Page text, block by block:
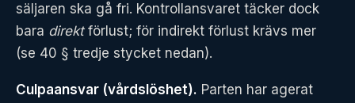
säljaren ska gå fri. Kontrollansvaret täcker dock
bara direktförlust; för indirekt förlust krävs mer
(se 40 § tredje stycket nedan).
Culpaansvar (vårdslöshet). Parten har agerat